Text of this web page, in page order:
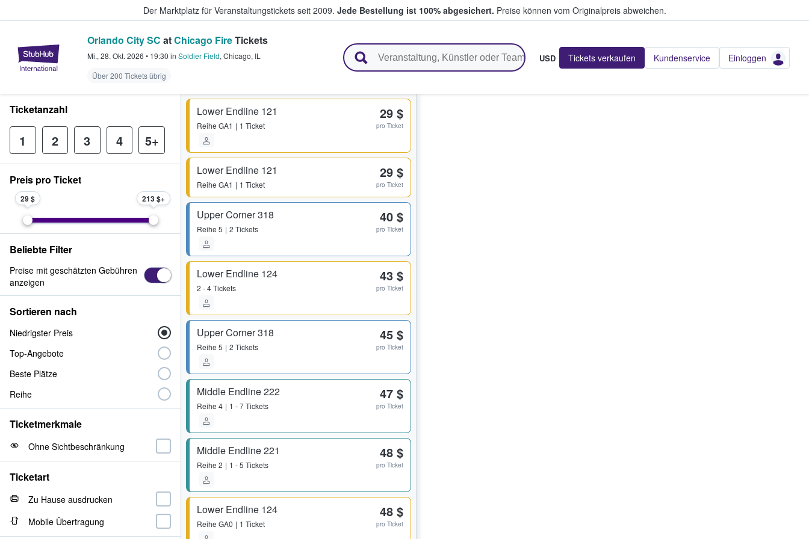
Der Marktplatz für Veranstaltungstickets seit 2009. Jede Bestellung ist 100% abgesichert. Preise können vom Originalpreis abweichen.
StubHub - Wo Fans Tickets kaufen & verkaufen
Orlando City SC atChicago FireTickets
Mi., 28. Okt. 2026 • 19:30 in Soldier Field, Chicago, IL
Über 200 Tickets übrig
USD Tickets verkaufen Kundenservice Einloggen
Lower Endline 121
Reihe GA1 1 Ticket
29 $
pro Ticket
Lower Endline 121
Reihe GA1 1 Ticket
29 $
pro Ticket
Upper Corner 318
Reihe 5 2 Tickets
40 $
pro Ticket
Lower Endline 124
2 - 4 Tickets
43 $
pro Ticket
Upper Corner 318
Reihe 5 2 Tickets
45 $
pro Ticket
Middle Endline 222
Reihe 4 1 - 7 Tickets
47 $
pro Ticket
Middle Endline 221
Reihe 2 1 - 5 Tickets
48 $
pro Ticket
Lower Endline 124
Reihe GA0 1 Ticket
48 $
pro Ticket
Ticketanzahl
1 2 3 4 5+
Preis pro Ticket
29 $ 213 $
Beliebte Filter
Preise mit geschätzten Gebühren
anzeigen
Sortieren nach
Niedrigster Preis
Top-Angebote
Beste Plätze
Reihe
Ticketmerkmale
Ohne Sichtbeschränkung
Ticketart
Zu Hause ausdrucken
Mobile Übertragung